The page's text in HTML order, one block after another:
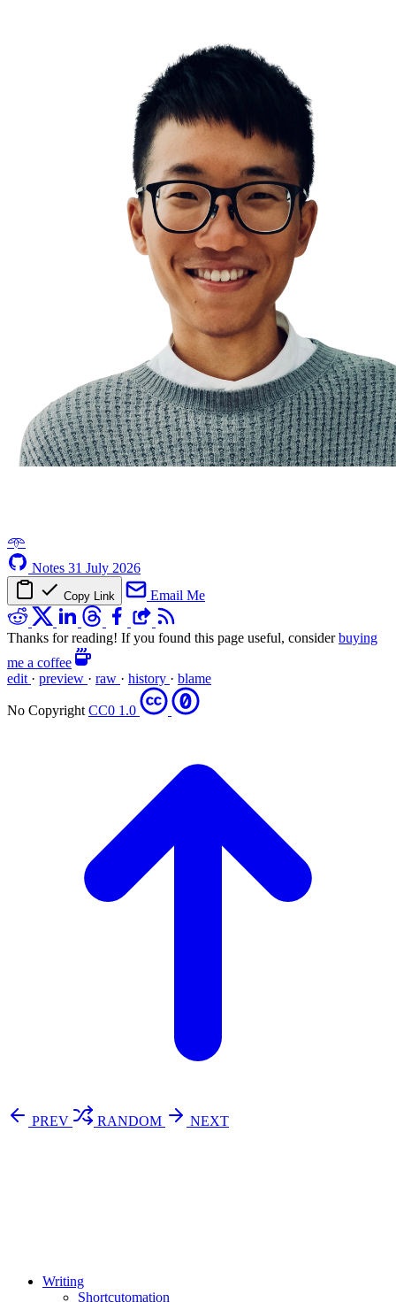
Information Overwhelm
𖥸
Notes 31 July 2026
Copy Link Email Me
Thanks for reading! If you found this page useful, considerbuying
me a coffee
edit · preview · raw · history · blame
No Copyright CC0 1.0
PREV RANDOM
NEXT
Writing
Shortcutomation